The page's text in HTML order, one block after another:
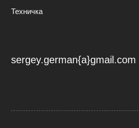
Техничка
sergey.german{a}gmail.com